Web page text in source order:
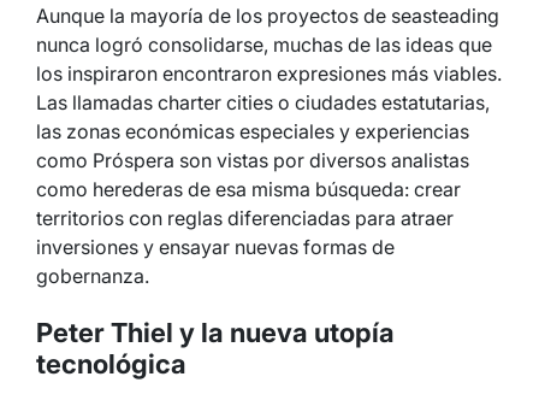
Aunque la mayoría de los proyectos de seasteading
nunca logró consolidarse, muchas de las ideas que
los inspiraron encontraron expresiones más viables.
Las llamadas charter cities o ciudades estatutarias,
las zonas económicas especiales y experiencias
como Próspera son vistas por diversos analistas
como herederas de esa misma búsqueda: crear
territorios con reglas diferenciadas para atraer
inversiones y ensayar nuevas formas de
gobernanza.
Peter Thiel y la nueva utopía
tecnológica